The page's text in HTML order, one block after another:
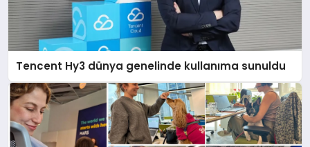
Tencent Hy3 dünya genelinde kullanıma sunuldu